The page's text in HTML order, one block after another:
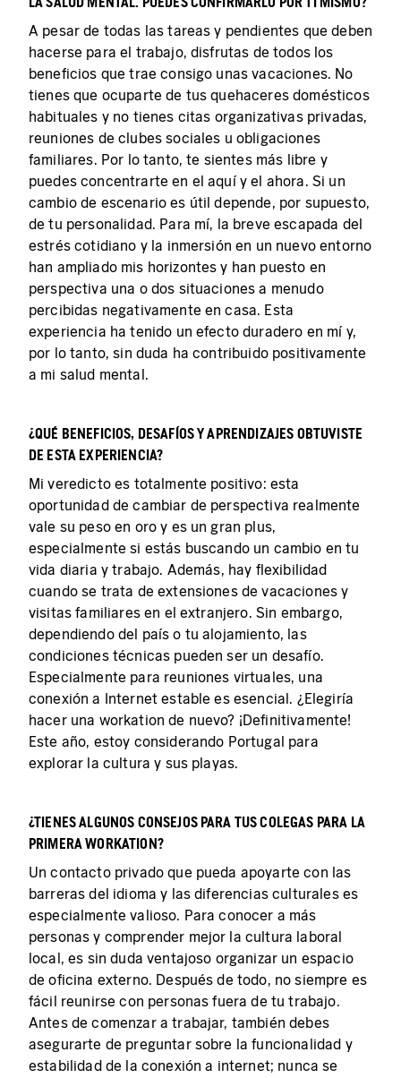
A pesar de todas las tareas y pendientes que deben
hacerse para el trabajo, disfrutas de todos los
beneficios que trae consigo unas vacaciones. No
tienes que ocuparte de tus quehaceres domésticos
habituales y no tienes citas organizativas privadas,
reuniones de clubes sociales u obligaciones
familiares. Por lo tanto, te sientes más libre y
puedes concentrarte en el aquí y el ahora. Si un
cambio de escenario es útil depende, por supuesto,
de tu personalidad. Para mí, la breve escapada del
estrés cotidiano y la inmersión en un nuevo entorno
han ampliado mis horizontes y han puesto en
perspectiva una o dos situaciones a menudo
percibidas negativamente en casa. Esta
experiencia ha tenido un efecto duradero en mí y,
por lo tanto, sin duda ha contribuido positivamente
a mi salud mental.
¿QUÉ BENEFICIOS, DESAFÍOS Y APRENDIZAJES OBTUVISTE
DE ESTA EXPERIENCIA?
Mi veredicto es totalmente positivo: esta
oportunidad de cambiar de perspectiva realmente
vale su peso en oro y es un gran plus,
especialmente si estás buscando un cambio en tu
vida diaria y trabajo. Además, hay flexibilidad
cuando se trata de extensiones de vacaciones y
visitas familiares en el extranjero. Sin embargo,
dependiendo del país o tu alojamiento, las
condiciones técnicas pueden ser un desafío.
Especialmente para reuniones virtuales, una
conexión a Internet estable es esencial. ¿Elegiría
hacer una workation de nuevo? ¡Definitivamente!
Este año, estoy considerando Portugal para
explorar la cultura y sus playas.
¿TIENES ALGUNOS CONSEJOS PARA TUS COLEGAS PARA LA
PRIMERA WORKATION?
Un contacto privado que pueda apoyarte con las
barreras del idioma y las diferencias culturales es
especialmente valioso. Para conocer a más
personas y comprender mejor la cultura laboral
local, es sin duda ventajoso organizar un espacio
de oficina externo. Después de todo, no siempre es
fácil reunirse con personas fuera de tu trabajo.
Antes de comenzar a trabajar, también debes
asegurarte de preguntar sobre la funcionalidad y
estabilidad de la conexión a internet; nunca se